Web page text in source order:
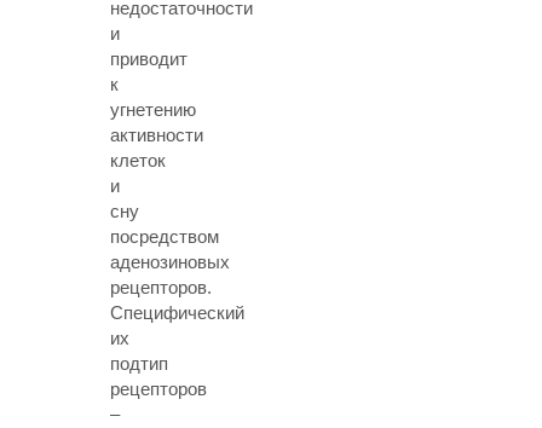
недостаточности
и
приводит
к
угнетению
активности
клеток
и
сну
посредством
аденозиновых
рецепторов.
Специфический
их
подтип
рецепторов
–